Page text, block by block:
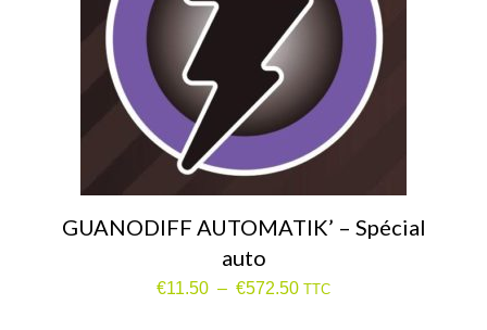
GUANODIFF AUTOMATIK’ – Spécial
auto
€11.50 – €572.50Plage
TTC